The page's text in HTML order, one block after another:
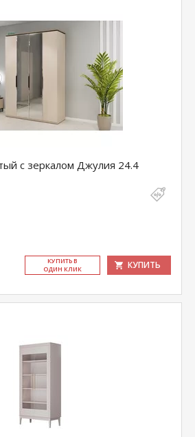
с зеркалом Джулия 24.4
КУ­ПИТЬ В
ОДИН КЛИК
КУПИТЬ